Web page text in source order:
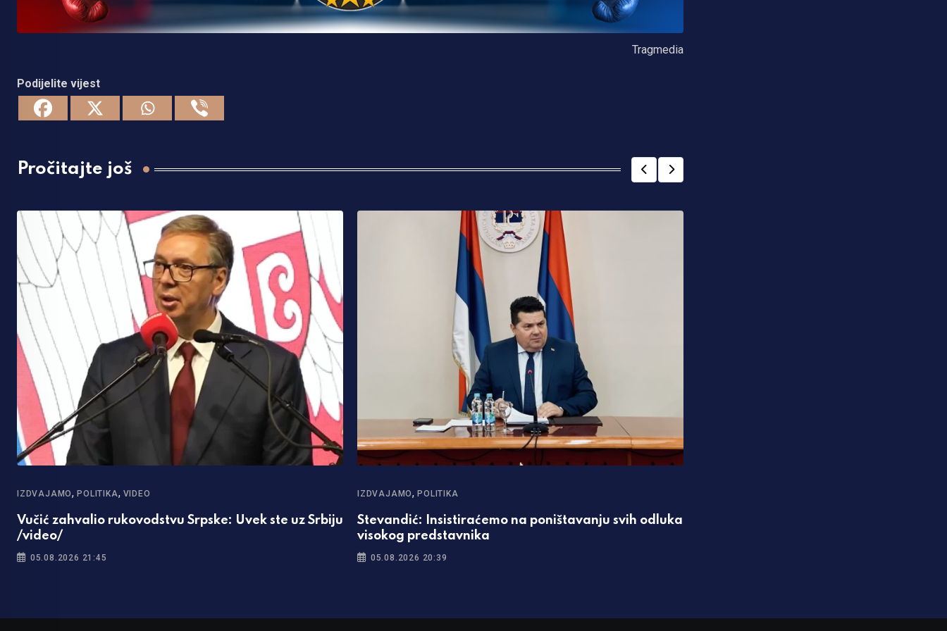
Tragmedia
Podijelite vijest
Pročitajte još
IZDVAJAMO,POLITIKA, VIDEO
Vučić zahvalio rukovodstvu Srpske: Uvek ste uz Srbiju
/video/
05.08.2026 21:45
IZDVAJAMO,POLITIKA
Stevandić: Insistiraćemo na poništavanju svih odluka
visokog predstavnika
05.08.2026 20:39